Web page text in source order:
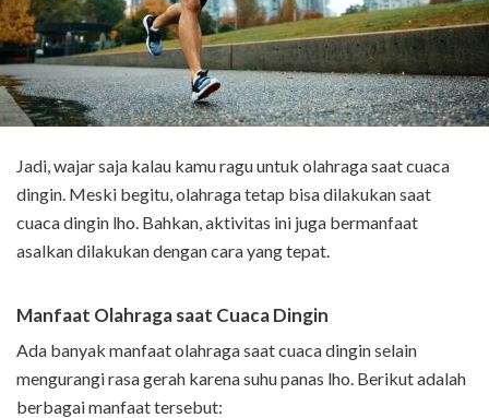
Jadi, wajar saja kalau kamu ragu untuk olahraga saat cuaca
dingin. Meski begitu, olahraga tetap bisa dilakukan saat
cuaca dingin lho. Bahkan, aktivitas ini juga bermanfaat
asalkan dilakukan dengan cara yang tepat.
Manfaat Olahraga saat Cuaca Dingin
Ada banyak manfaat olahraga saat cuaca dingin selain
mengurangi rasa gerah karena suhu panas lho. Berikut adalah
berbagai manfaat tersebut: